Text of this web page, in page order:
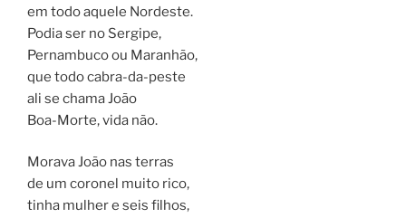
em todo aquele Nordeste.
Podia ser no Sergipe,
Pernambuco ou Maranhão,
que todo cabra-da-peste
ali se chama João
Boa-Morte, vida não.
Morava João nas terras
de um coronel muito rico,
tinha mulher e seis filhos,